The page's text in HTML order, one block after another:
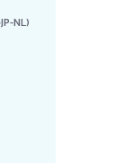
NL)